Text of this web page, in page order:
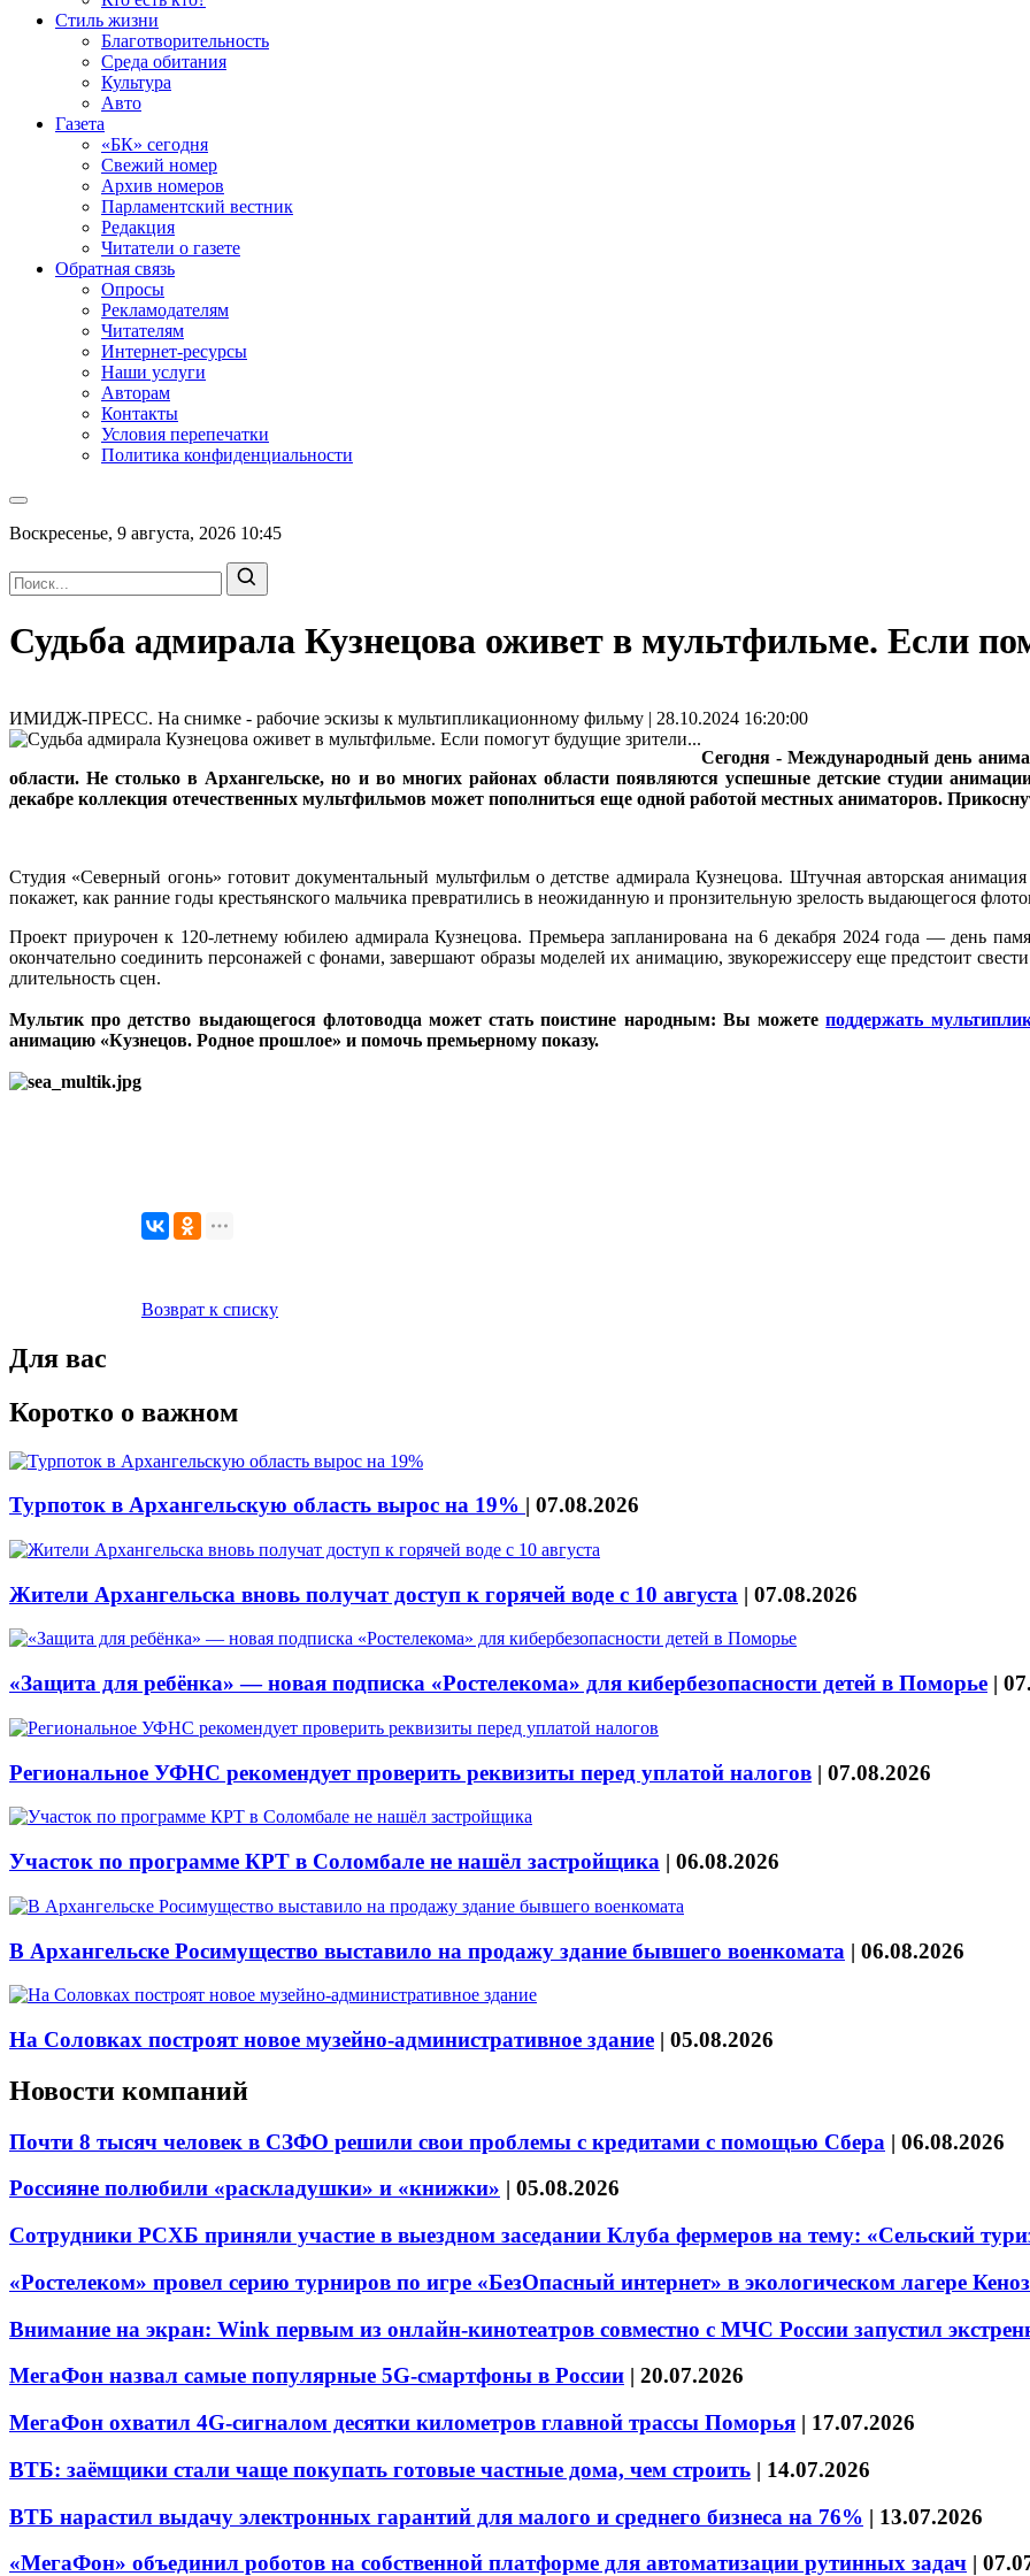
Стиль жизни
Благотворительность
Среда обитания
Культура
Авто
Газета
«БК» сегодня
Свежий номер
Архив номеров
Парламентский вестник
Редакция
Читатели о газете
Обратная связь
Опросы
Рекламодателям
Читателям
Интернет-ресурсы
Наши услуги
Авторам
Контакты
Условия перепечатки
Политика конфиденциальности
Воскресенье, 9 августа, 2026 10:45
Судьба адмирала Кузнецова оживет в мультфильме. Если
ИМИДЖ-ПРЕСС. На снимке - рабочие эскизы к мультипликационному фильму | 28.10.2024 16:20:00
Сегодня - Международный день
области. Не столько в Архангельске, но и во многих районах области появляются успешные детские студии
декабре коллекция отечественных мультфильмов может пополниться еще одной работой местных аниматоров.
Студия «Северный огонь» готовит документальный мультфильм о детстве адмирала Кузнецова. Штучная авторская
покажет, как ранние годы крестьянского мальчика превратились в неожиданную и пронзительную зрелость выдающегося
Проект приурочен к 120-летнему юбилею адмирала Кузнецова. Премьера запланирована на 6 декабря 2024 года — день
окончательно соединить персонажей с фонами, завершают образы моделей их анимацию, звукорежиссеру еще предстоит
длительность сцен.
Мультик про детство выдающегося флотоводца может стать поистине народным: Вы можетеподдержать
анимацию «Кузнецов. Родное прошлое» и помочь премьерному показу.
Возврат к списку
Для вас
Коротко о важном
Турпоток в Архангельскую область вырос на 19% | 07.08.2026
Жители Архангельска вновь получат доступ к горячей воде с 10 августа | 07.08.2026
«Защита для ребёнка» — новая подписка «Ростелекома» для кибербезопасности детей в Поморье |
Региональное УФНС рекомендует проверить реквизиты перед уплатой налогов | 07.08.2026
Участок по программе КРТ в Соломбале не нашёл застройщика | 06.08.2026
В Архангельске Росимущество выставило на продажу здание бывшего военкомата | 06.08.2026
На Соловках построят новое музейно-административное здание | 05.08.2026
Новости компаний
Почти 8 тысяч человек в СЗФО решили свои проблемы с кредитами с помощью Сбера | 06.08.2026
Россияне полюбили «раскладушки» и «книжки» | 05.08.2026
Сотрудники РСХБ приняли участие в выездном заседании Клуба фермеров на тему: «Сельский
«Ростелеком» провел серию турниров по игре «БезОпасный интернет» в экологическом лагере
Внимание на экран: Wink первым из онлайн-кинотеатров совместно с МЧС России запустил
МегаФон назвал самые популярные 5G-смартфоны в России | 20.07.2026
МегаФон охватил 4G-сигналом десятки километров главной трассы Поморья | 17.07.2026
ВТБ: заёмщики стали чаще покупать готовые частные дома, чем строить | 14.07.2026
ВТБ нарастил выдачу электронных гарантий для малого и среднего бизнеса на 76% | 13.07.2026
«МегаФон» объединил роботов на собственной платформе для автоматизации рутинных задач |